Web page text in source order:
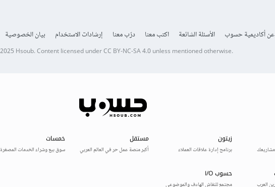
عن أكاديمية حسوب الأسئلة الشائعة اكتب معنا درّب معنا إرشادات الاستخدام بيان الخصوصية
Hsoub.Content licensed underCC BY-NC-SA 4.0unless mentioned otherwise.